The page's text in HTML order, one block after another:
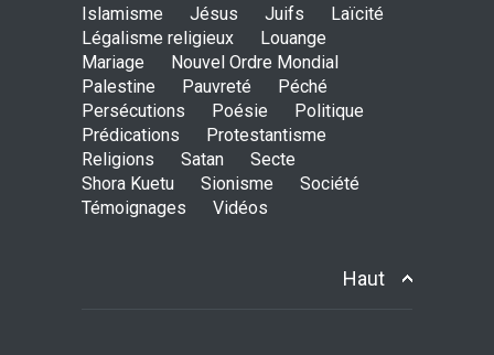
L’être humain, cet appui
fragile et incertain
SAGESSE 23 Février 2025 11:16
Tenir ferme en Mashiah
Islamisme
Jésus Juifs
Laïcité
Légalisme religieux
Louange
Mariage
Nouvel Ordre Mondial
Palestine
Pauvreté
Péché
Persécutions
Poésie
Politique
Prédications
Protestantisme
Religions
Satan
Secte
Shora Kuetu
Sionisme
Société
Témoignages
Vidéos
Haut